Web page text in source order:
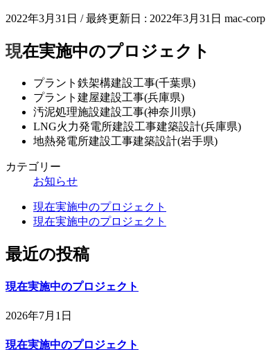
2022年3月31日 / 最終更新日 : 2022年3月31日 mac-corp
現在実施中のプロジェクト
プラント鉄架構建設工事(千葉県)
プラント建屋建設工事(兵庫県)
汚泥処理施設建設工事(神奈川県)
LNG火力発電所建設工事建築設計(兵庫県)
地熱発電所建設工事建築設計(岩手県)
カテゴリー
お知らせ
現在実施中のプロジェクト
現在実施中のプロジェクト
最近の投稿
現在実施中のプロジェクト
2026年7月1日
現在実施中のプロジェクト